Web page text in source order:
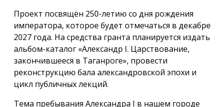
Проект посвящён 250-летию со дня рождения
императора, которое будет отмечаться в декабре
2027 года. На средства гранта планируется издать
альбом-каталог «Александр I. Царствование,
закончившееся в Таганроге», провести
реконструкцию бала александровской эпохи и
цикл публичных лекций.
Тема пребывания Александра I в нашем городе